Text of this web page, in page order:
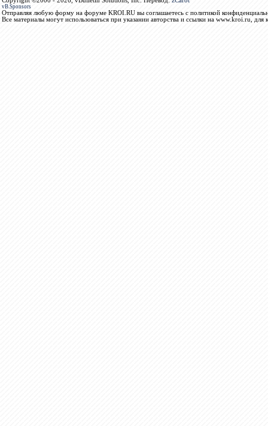
vB.Sponsors
Отправляя любую форму на форуме KROI.RU вы соглашаетесь с политикой
Все материалы могут использоваться при указании авторства и ссылки на www.kroi.ru, для